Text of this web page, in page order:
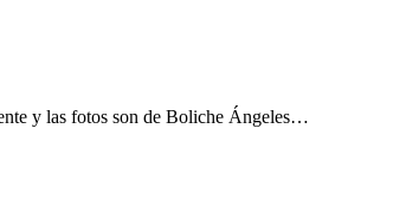
y las fotos son de Boliche Ángeles…